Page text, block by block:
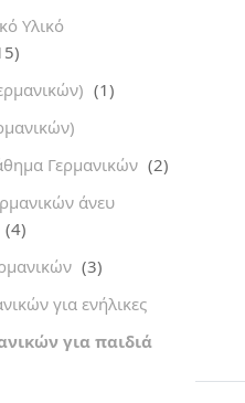
Υλικό
(1)
Γερμανικών (2)
άνευ
(4)
(3)
για ενήλικες
για παιδιά